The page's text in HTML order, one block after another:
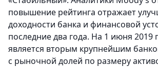
повышение рейтинга отражает
доходности банка и финансовой
последние два года. На 1 июня 2019
является вторым крупнейшим
с рыночной долей по размеру